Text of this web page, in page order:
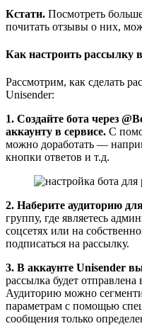
Кстати. Посмотреть
почитать отзывы о них,
Как настроить рассылку
Рассмотрим, как сделать
Unisender:
1. Создайте бота через
аккаунту в сервисе. С
можно доработать —
кнопки ответов и т.д.
2. Наберите аудиторию
группу, где являетесь
соцсетях или на
подписаться на рассылку.
3. В аккаунте Unisender
рассылка будет
Аудиторию можно
параметрам с помощью
сообщения только